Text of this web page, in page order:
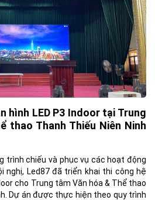
hình LED P3 Indoor tại Trung
thao Thanh Thiếu Niên Ninh
trình chiếu và phục vụ các hoạt động
nghị, Led87 đã triển khai thi công hệ
cho Trung tâm Văn hóa & Thể thao
Dự án được thực hiện theo quy trình